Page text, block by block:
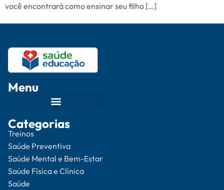
você encontrará como ensinar seu filho […]
Menu
Categorias
Treinos
Saúde Preventiva
Saúde Mental e Bem-Estar
Saúde Física e Clínica
Saúde